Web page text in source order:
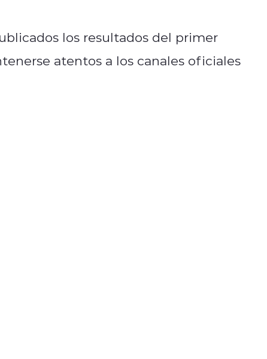
los resultados del primer
atentos a los canales oficiales